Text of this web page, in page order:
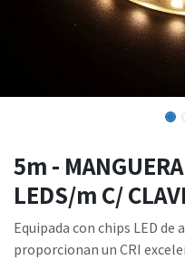
5m -
LEDS/m C/
Equipada con chips LED
proporcionan un CRI